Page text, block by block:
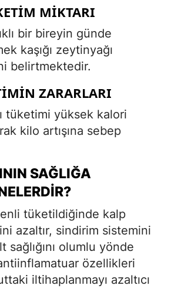
MIKTARI
bir bireyin günde
kaşığı zeytinyağı
belirtmektedir.
ZARARLARI
tüketimi yüksek kalori
kilo artışına sebep
SAĞLIĞA
tüketildiğinde kalp
azaltır, sindirim sistemini
olumlu yönde
özellikleri
iltihaplanmayı azaltıcı